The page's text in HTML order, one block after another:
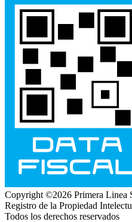
Copyright ©2026 Primera Linea
Registro de la Propiedad
Todos los derechos reservados